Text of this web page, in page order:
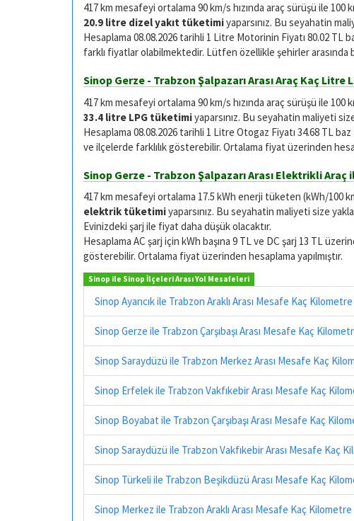
417 km mesafeyi ortalama 90 km/s hızında araç sürüşü ile
20.9 litre dizel yakıt tüketimiyaparsınız. Bu seyahatin
Hesaplama 08.08.2026 tarihli 1 Litre Motorinin Fiyatı 80.02 TL
farklı fiyatlar olabilmektedir. Lütfen özellikle şehirler arasında
Sinop Gerze - Trabzon Şalpazarı Arası Araç Kaç
417 km mesafeyi ortalama 90 km/s hızında araç sürüşü ile
33.4 litre LPG tüketimiyaparsınız. Bu seyahatin maliyeti
Hesaplama 08.08.2026 tarihli 1 Litre Otogaz Fiyatı 34.68 TL baz
ve ilçelerde farklılık gösterebilir. Ortalama fiyat üzerinden
Sinop Gerze - Trabzon Şalpazarı Arası Elektrikli Araç
417 km mesafeyi ortalama 17.5 kWh enerji tüketen (kWh/100
elektrik tüketimiyaparsınız. Bu seyahatin maliyeti size
Evinizdeki şarj ile fiyat daha düşük olacaktır.
Hesaplama AC şarj için kWh başına 9 TL ve DC şarj 13 TL
gösterebilir. Ortalama fiyat üzerinden hesaplama yapılmıştır.
Sinop ile Sinop İlçeleri Arası Yol Mesafeleri
Sinop Ayancık ile Trabzon Araklı Arası Mesafe Kaç Kilometre
Sinop Gerze ile Trabzon Çarşıbaşı Arası Mesafe Kaç
Sinop Saraydüzü ile Trabzon Merkez Arası Mesafe Kaç
Sinop Erfelek ile Trabzon Vakfıkebir Arası Mesafe Kaç
Sinop Boyabat ile Trabzon Çarşıbaşı Arası Mesafe Kaç
Sinop Saraydüzü ile Trabzon Vakfıkebir Arası Mesafe Kaç
Sinop Türkeli ile Trabzon Beşikdüzü Arası Mesafe Kaç
Sinop Merkez ile Trabzon Araklı Arası Mesafe Kaç Kilometre